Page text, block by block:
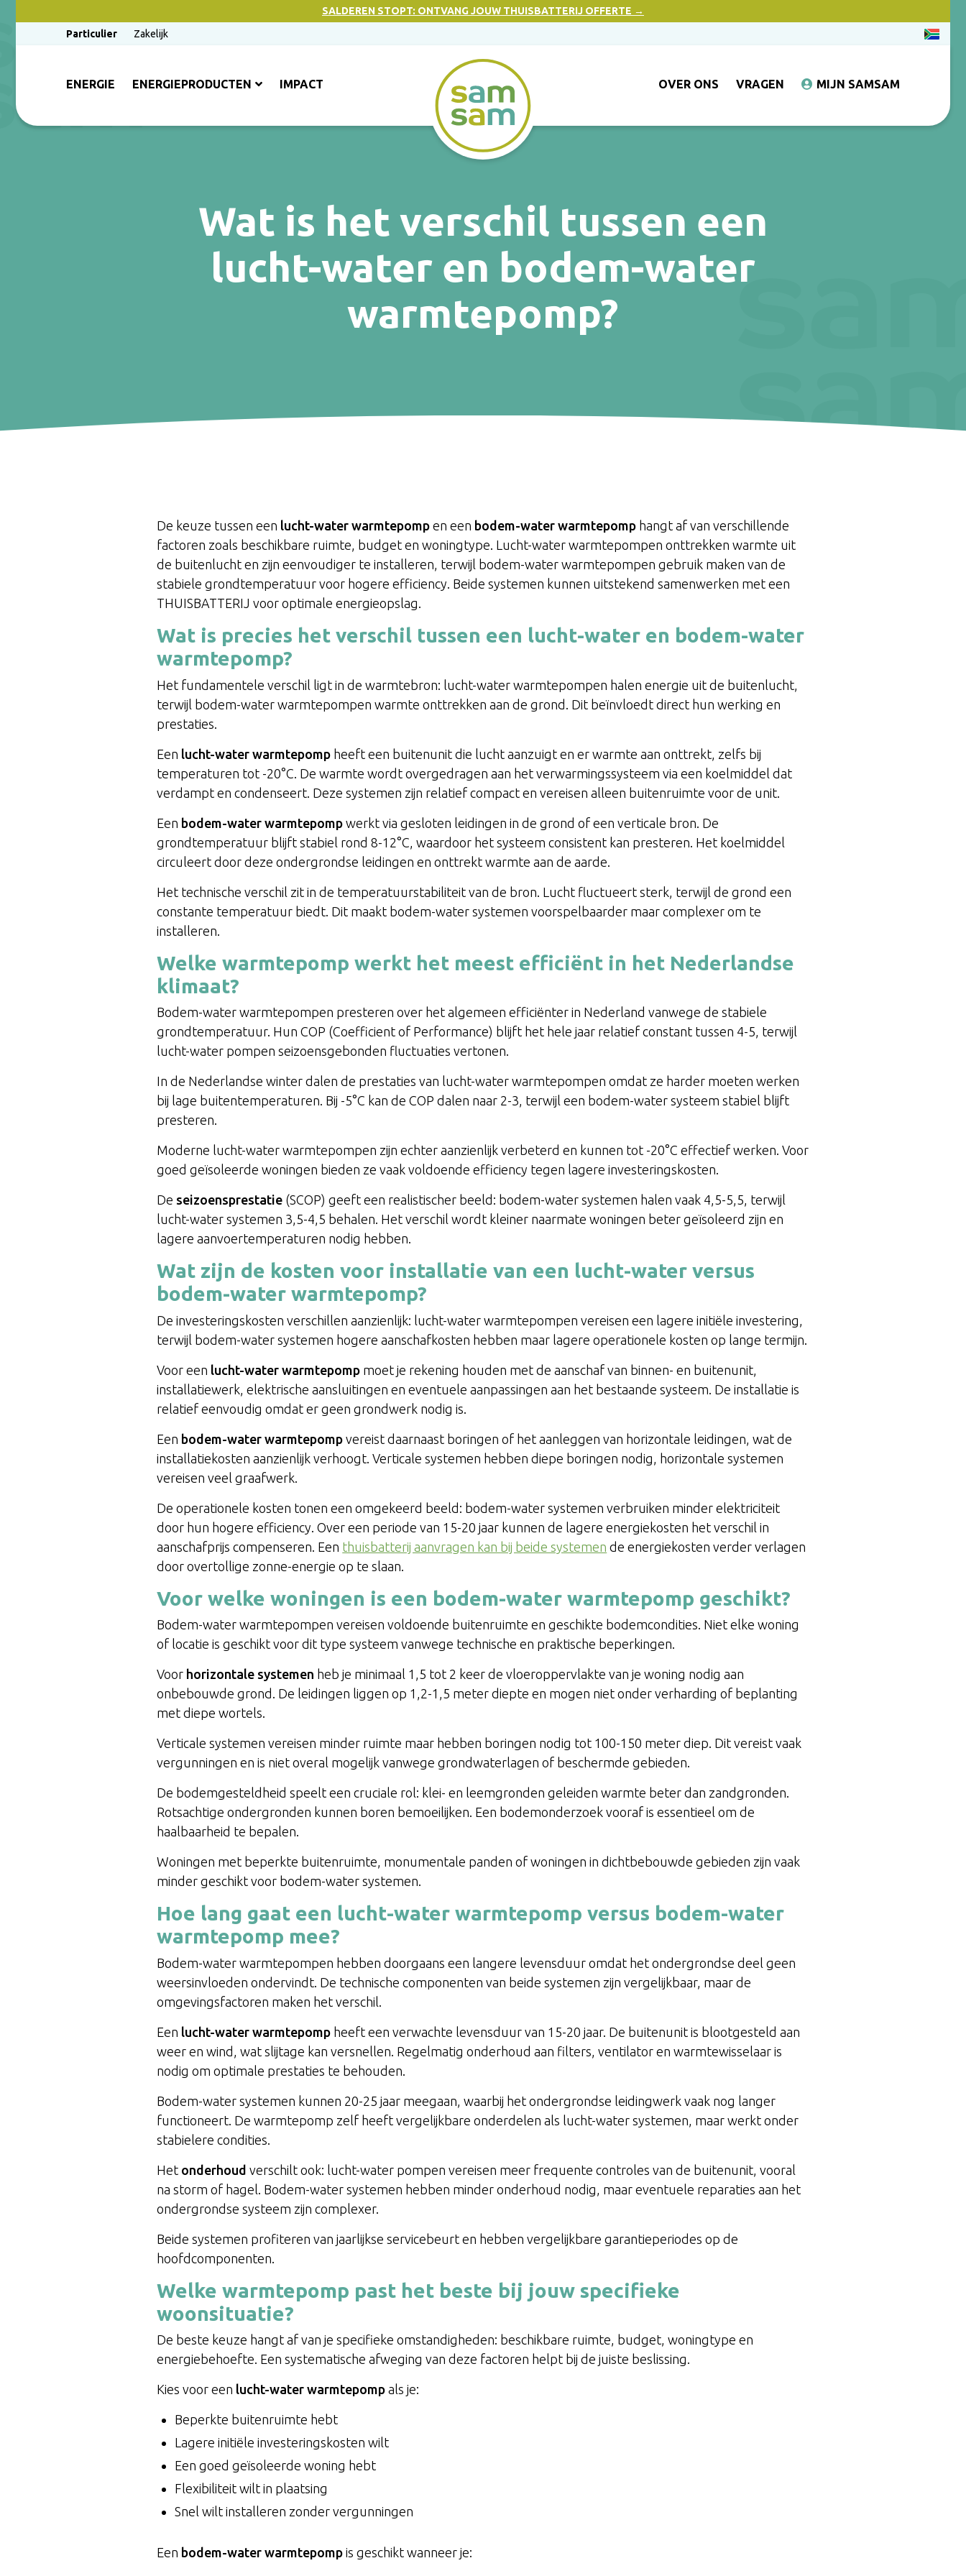
SALDEREN STOPT: ONTVANG JOUW THUISBATTERIJ OFFERTE →
Particulier
Zakelijk
ENERGIE ENERGIEPRODUCTEN IMPACT OVER ONS VRAGEN MIJN SAMSAM
Wat is het verschil tussen een
lucht-water en bodem-water
warmtepomp?
De keuze tussen een lucht-water warmtepomp en een bodem-water warmtepomp hangt af van verschillende
factoren zoals beschikbare ruimte, budget en woningtype. Lucht-water warmtepompen onttrekken warmte uit
de buitenlucht en zijn eenvoudiger te installeren, terwijl bodem-water warmtepompen gebruik maken van de
stabiele grondtemperatuur voor hogere efficiency. Beide systemen kunnen uitstekend samenwerken met een
THUISBATTERIJ voor optimale energieopslag.
Wat is precies het verschil tussen een lucht-water en bodem-water
warmtepomp?
Het fundamentele verschil ligt in de warmtebron: lucht-water warmtepompen halen energie uit de buitenlucht,
terwijl bodem-water warmtepompen warmte onttrekken aan de grond. Dit beïnvloedt direct hun werking en
prestaties.
Een lucht-water warmtepomp heeft een buitenunit die lucht aanzuigt en er warmte aan onttrekt, zelfs bij
temperaturen tot -20°C. De warmte wordt overgedragen aan het verwarmingssysteem via een koelmiddel dat
verdampt en condenseert. Deze systemen zijn relatief compact en vereisen alleen buitenruimte voor de unit.
Een bodem-water warmtepomp werkt via gesloten leidingen in de grond of een verticale bron. De
grondtemperatuur blijft stabiel rond 8-12°C, waardoor het systeem consistent kan presteren. Het koelmiddel
circuleert door deze ondergrondse leidingen en onttrekt warmte aan de aarde.
Het technische verschil zit in de temperatuurstabiliteit van de bron. Lucht fluctueert sterk, terwijl de grond een
constante temperatuur biedt. Dit maakt bodem-water systemen voorspelbaarder maar complexer om te
installeren.
Welke warmtepomp werkt het meest efficiënt in het Nederlandse
klimaat?
Bodem-water warmtepompen presteren over het algemeen efficiënter in Nederland vanwege de stabiele
grondtemperatuur. Hun COP (Coefficient of Performance) blijft het hele jaar relatief constant tussen 4-5, terwijl
lucht-water pompen seizoensgebonden fluctuaties vertonen.
In de Nederlandse winter dalen de prestaties van lucht-water warmtepompen omdat ze harder moeten werken
bij lage buitentemperaturen. Bij -5°C kan de COP dalen naar 2-3, terwijl een bodem-water systeem stabiel blijft
presteren.
Moderne lucht-water warmtepompen zijn echter aanzienlijk verbeterd en kunnen tot -20°C effectief werken. Voor
goed geïsoleerde woningen bieden ze vaak voldoende efficiency tegen lagere investeringskosten.
De seizoensprestatie (SCOP) geeft een realistischer beeld: bodem-water systemen halen vaak 4,5-5,5, terwijl
lucht-water systemen 3,5-4,5 behalen. Het verschil wordt kleiner naarmate woningen beter geïsoleerd zijn en
lagere aanvoertemperaturen nodig hebben.
Wat zijn de kosten voor installatie van een lucht-water versus
bodem-water warmtepomp?
De investeringskosten verschillen aanzienlijk: lucht-water warmtepompen vereisen een lagere initiële investering,
terwijl bodem-water systemen hogere aanschafkosten hebben maar lagere operationele kosten op lange termijn.
Voor een lucht-water warmtepomp moet je rekening houden met de aanschaf van binnen- en buitenunit,
installatiewerk, elektrische aansluitingen en eventuele aanpassingen aan het bestaande systeem. De installatie is
relatief eenvoudig omdat er geen grondwerk nodig is.
Een bodem-water warmtepomp vereist daarnaast boringen of het aanleggen van horizontale leidingen, wat de
installatiekosten aanzienlijk verhoogt. Verticale systemen hebben diepe boringen nodig, horizontale systemen
vereisen veel graafwerk.
De operationele kosten tonen een omgekeerd beeld: bodem-water systemen verbruiken minder elektriciteit
door hun hogere efficiency. Over een periode van 15-20 jaar kunnen de lagere energiekosten het verschil in
aanschafprijs compenseren. Een thuisbatterij aanvragen kan bij beide systemen de energiekosten verder verlagen
door overtollige zonne-energie op te slaan.
Voor welke woningen is een bodem-water warmtepomp geschikt?
Bodem-water warmtepompen vereisen voldoende buitenruimte en geschikte bodemcondities. Niet elke woning
of locatie is geschikt voor dit type systeem vanwege technische en praktische beperkingen.
Voor horizontale systemen heb je minimaal 1,5 tot 2 keer de vloeroppervlakte van je woning nodig aan
onbebouwde grond. De leidingen liggen op 1,2-1,5 meter diepte en mogen niet onder verharding of beplanting
met diepe wortels.
Verticale systemen vereisen minder ruimte maar hebben boringen nodig tot 100-150 meter diep. Dit vereist vaak
vergunningen en is niet overal mogelijk vanwege grondwaterlagen of beschermde gebieden.
De bodemgesteldheid speelt een cruciale rol: klei- en leemgronden geleiden warmte beter dan zandgronden.
Rotsachtige ondergronden kunnen boren bemoeilijken. Een bodemonderzoek vooraf is essentieel om de
haalbaarheid te bepalen.
Woningen met beperkte buitenruimte, monumentale panden of woningen in dichtbebouwde gebieden zijn vaak
minder geschikt voor bodem-water systemen.
Hoe lang gaat een lucht-water warmtepomp versus bodem-water
warmtepomp mee?
Bodem-water warmtepompen hebben doorgaans een langere levensduur omdat het ondergrondse deel geen
weersinvloeden ondervindt. De technische componenten van beide systemen zijn vergelijkbaar, maar de
omgevingsfactoren maken het verschil.
Een lucht-water warmtepomp heeft een verwachte levensduur van 15-20 jaar. De buitenunit is blootgesteld aan
weer en wind, wat slijtage kan versnellen. Regelmatig onderhoud aan filters, ventilator en warmtewisselaar is
nodig om optimale prestaties te behouden.
Bodem-water systemen kunnen 20-25 jaar meegaan, waarbij het ondergrondse leidingwerk vaak nog langer
functioneert. De warmtepomp zelf heeft vergelijkbare onderdelen als lucht-water systemen, maar werkt onder
stabielere condities.
Het onderhoud verschilt ook: lucht-water pompen vereisen meer frequente controles van de buitenunit, vooral
na storm of hagel. Bodem-water systemen hebben minder onderhoud nodig, maar eventuele reparaties aan het
ondergrondse systeem zijn complexer.
Beide systemen profiteren van jaarlijkse servicebeurt en hebben vergelijkbare garantieperiodes op de
hoofdcomponenten.
Welke warmtepomp past het beste bij jouw specifieke
woonsituatie?
De beste keuze hangt af van je specifieke omstandigheden: beschikbare ruimte, budget, woningtype en
energiebehoefte. Een systematische afweging van deze factoren helpt bij de juiste beslissing.
Kies voor een lucht-water warmtepomp als je:
Beperkte buitenruimte hebt
Lagere initiële investeringskosten wilt
Een goed geïsoleerde woning hebt
Flexibiliteit wilt in plaatsing
Snel wilt installeren zonder vergunningen
Een bodem-water warmtepomp is geschikt wanneer je: